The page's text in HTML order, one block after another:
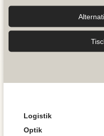
Logistik
Optik